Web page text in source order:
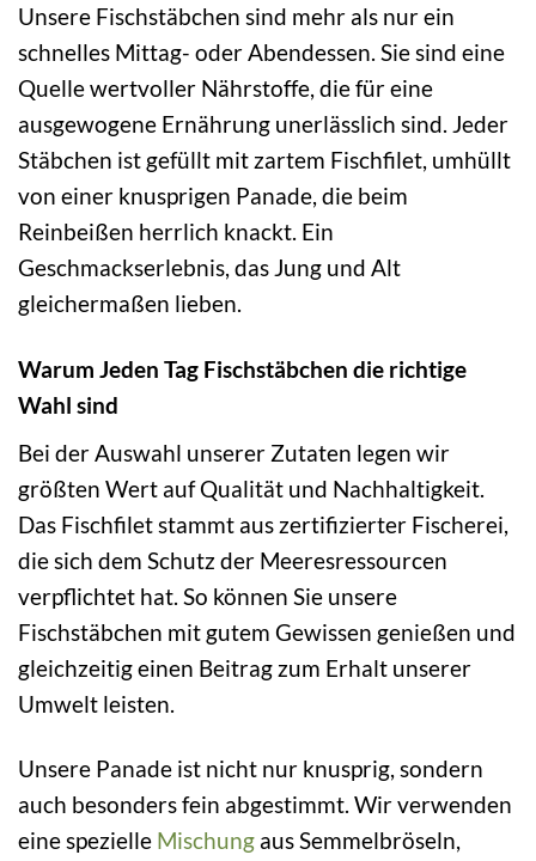
Unsere Fischstäbchen sind mehr als nur ein
schnelles Mittag- oder Abendessen. Sie sind eine
Quelle wertvoller Nährstoffe, die für eine
ausgewogene Ernährung unerlässlich sind. Jeder
Stäbchen ist gefüllt mit zartem Fischfilet, umhüllt
von einer knusprigen Panade, die beim
Reinbeißen herrlich knackt. Ein
Geschmackserlebnis, das Jung und Alt
gleichermaßen lieben.
Warum Jeden Tag Fischstäbchen die richtige
Wahl sind
Bei der Auswahl unserer Zutaten legen wir
größten Wert auf Qualität und Nachhaltigkeit.
Das Fischfilet stammt aus zertifizierter Fischerei,
die sich dem Schutz der Meeresressourcen
verpflichtet hat. So können Sie unsere
Fischstäbchen mit gutem Gewissen genießen und
gleichzeitig einen Beitrag zum Erhalt unserer
Umwelt leisten.
Unsere Panade ist nicht nur knusprig, sondern
auch besonders fein abgestimmt. Wir verwenden
eine spezielle Mischung aus Semmelbröseln,